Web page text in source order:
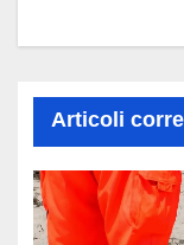
Articoli